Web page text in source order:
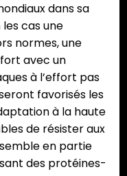
dans sa
cas une
normes, une
avec un
à l’effort pas
favorisés les
à la haute
de résister aux
en partie
des protéines-